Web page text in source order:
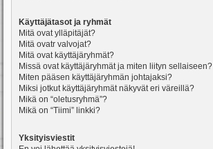
Käyttäjätasot ja ryhmät
Mitä ovat ylläpitäjät?
Mitä ovatr valvojat?
Mitä ovat käyttäjäryhmät?
Missä ovat käyttäjäryhmät ja miten liityn sellaiseen?
Miten pääsen käyttäjäryhmän johtajaksi?
Miksi jotkut käyttäjäryhmät näkyvät eri väreillä?
Mikä on “oletusryhmä”?
Mikä on “Tiimi” linkki?
Yksityisviestit